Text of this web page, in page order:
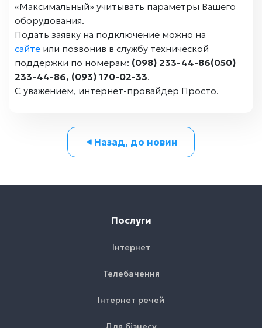
«Максимальный» учитывать параметры Вашего
оборудования.
Подать заявку на подключение можно на
сайте или позвонив в службу технической
поддержки по номерам: (098) 233-44-86(050)
233-44-86, (093) 170-02-33.
С уважением, интернет-провайдер Просто.
Назад, до новин
Послуги
Інтернет
Телебачення
Інтернет речей